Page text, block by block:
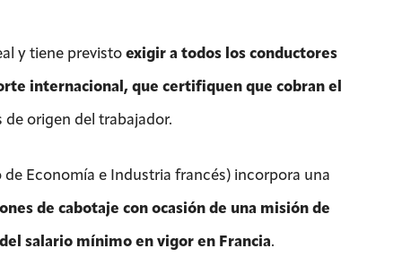
y tiene previsto exigir a todos los conductores
internacional, que certifiquen que cobran el
origen del trabajador.
Economía e Industria francés) incorpora una
de cabotaje con ocasión de una misión de
salario mínimo en vigor en Francia.